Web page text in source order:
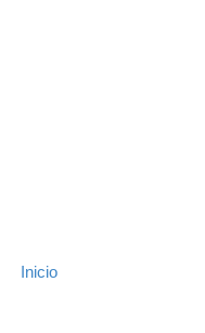
Inicio